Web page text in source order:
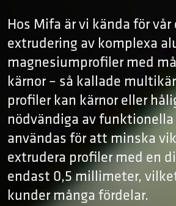
Hos Mifa är vi kända för
extrudering av komplexa
magnesiumprofiler med
kärnor – så kallade
profiler kan kärnor eller
nödvändiga av
användas för att minska
extrudera profiler med en
endast 0,5 millimeter,
kunder många fördelar.